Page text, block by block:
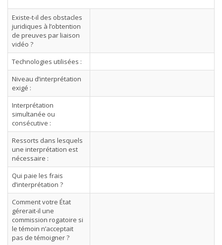
Existe-t-il des obstacles
juridiques à l’obtention
de preuves par liaison
vidéo ?
Technologies utilisées :
Niveau d’interprétation
exigé :
Interprétation
simultanée ou
consécutive :
Ressorts dans lesquels
une interprétation est
nécessaire :
Qui paie les frais
d’interprétation ?
Comment votre État
gérerait-il une
commission rogatoire si
le témoin n’acceptait
pas de témoigner ?